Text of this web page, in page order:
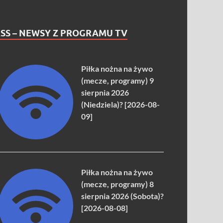
– NEWSY Z PROGRAMU TV
Piłka nożna na żywo
(mecze, programy) 9
sierpnia 2026
(Niedziela)? [2026-08-
09]
Piłka nożna na żywo
(mecze, programy) 8
sierpnia 2026 (Sobota)?
[2026-08-08]